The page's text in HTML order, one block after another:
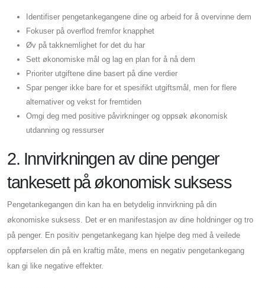
Identifiser pengetankegangene dine og arbeid for å overvinne dem
Fokuser på overflod fremfor knapphet
Øv på takknemlighet for det du har
Sett økonomiske mål og lag en plan for å nå dem
Prioriter utgiftene dine basert på dine verdier
Spar penger ikke bare for et spesifikt utgiftsmål, men for flere
alternativer og vekst for fremtiden
Omgi deg med positive påvirkninger og oppsøk økonomisk
utdanning og ressurser
2. Innvirkningen av dine penger
tankesett på økonomisk suksess
Pengetankegangen din kan ha en betydelig innvirkning på din
økonomiske suksess. Det er en manifestasjon av dine holdninger og tro
på penger. En positiv pengetankegang kan hjelpe deg med å veilede
oppførselen din på en kraftig måte, mens en negativ pengetankegang
kan gi like negative effekter.